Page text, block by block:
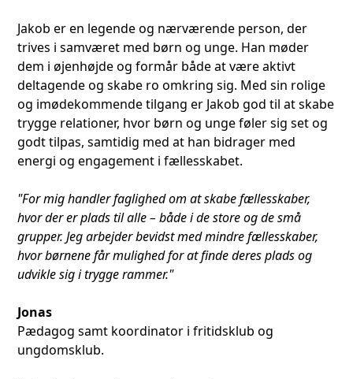
Jakob er en legende og nærværende person, der
trives i samværet med børn og unge. Han møder
dem i øjenhøjde og formår både at være aktivt
deltagende og skabe ro omkring sig. Med sin rolige
og imødekommende tilgang er Jakob god til at skabe
trygge relationer, hvor børn og unge føler sig set og
godt tilpas, samtidig med at han bidrager med
energi og engagement i fællesskabet.
"For mig handler faglighed om at skabe fællesskaber,
hvor der er plads til alle – både i de store og de små
grupper. Jeg arbejder bevidst med mindre fællesskaber,
hvor børnene får mulighed for at finde deres plads og
udvikle sig i trygge rammer."
Jonas
Pædagog samt koordinator i fritidsklub og
ungdomsklub.